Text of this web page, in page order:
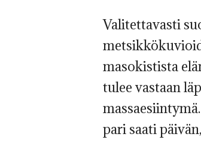
Valitettavasti
masokistista
tulee vastaan
pari saati